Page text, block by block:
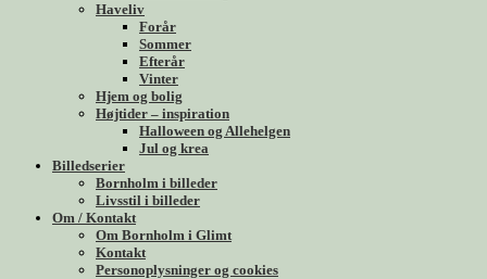
Haveliv
Forår
Sommer
Efterår
Vinter
Hjem og bolig
Højtider – inspiration
Halloween og Allehelgen
Jul og krea
Billedserier
Bornholm i billeder
Livsstil i billeder
Om / Kontakt
Om Bornholm i Glimt
Kontakt
Personoplysninger og cookies